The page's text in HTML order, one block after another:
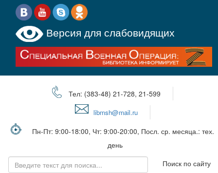
Версия для слабовидящих
Тел: (383-48) 21-728, 21-599
libmsh@mail.ru
Пн-Пт: 9:00-18:00, Чт: 9:00-20:00, Посл. ср. месяца.: тех.
день
Поиск по сайту